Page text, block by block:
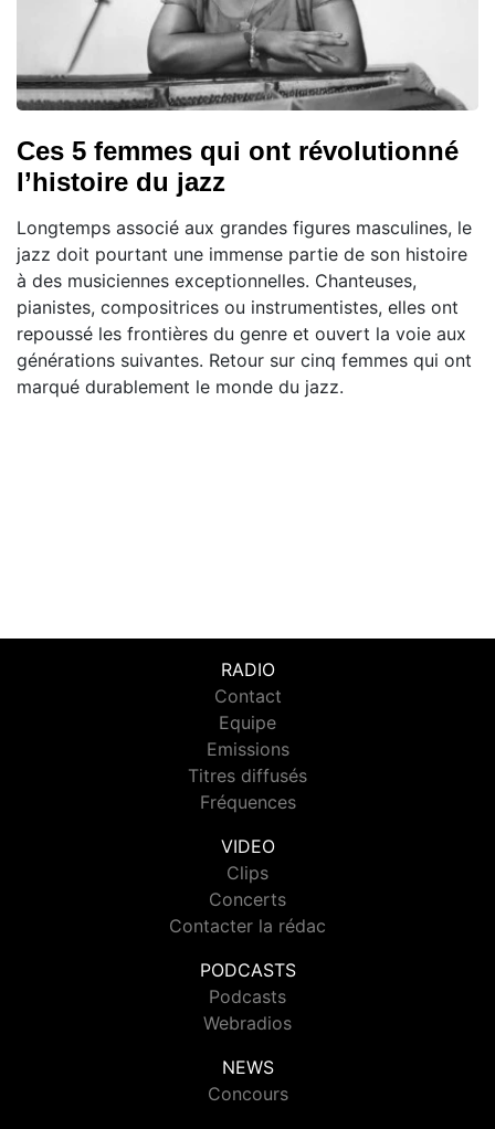
Ces 5 femmes qui ont révolutionné
l’histoire du jazz
Longtemps associé aux grandes figures masculines, le
jazz doit pourtant une immense partie de son histoire
à des musiciennes exceptionnelles. Chanteuses,
pianistes, compositrices ou instrumentistes, elles ont
repoussé les frontières du genre et ouvert la voie aux
générations suivantes. Retour sur cinq femmes qui ont
marqué durablement le monde du jazz.
RADIO
Contact
Equipe
Emissions
Titres diffusés
Fréquences
VIDEO
Clips
Concerts
Contacter la rédac
PODCASTS
Podcasts
Webradios
NEWS
Concours